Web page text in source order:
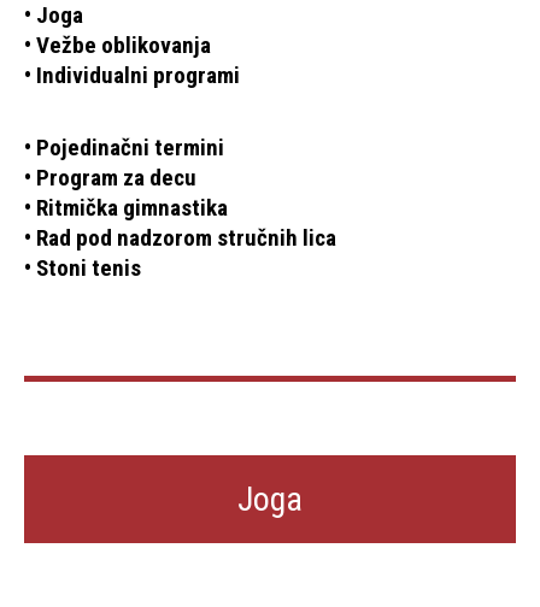
• Joga
• Vežbe oblikovanja
• Individualni programi
• Pojedinačni termini
• Program za decu
• Ritmička gimnastika
• Rad pod nadzorom stručnih lica
• Stoni tenis
Joga